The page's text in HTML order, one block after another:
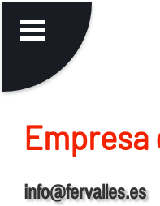
Empresa
info@fervalles.es